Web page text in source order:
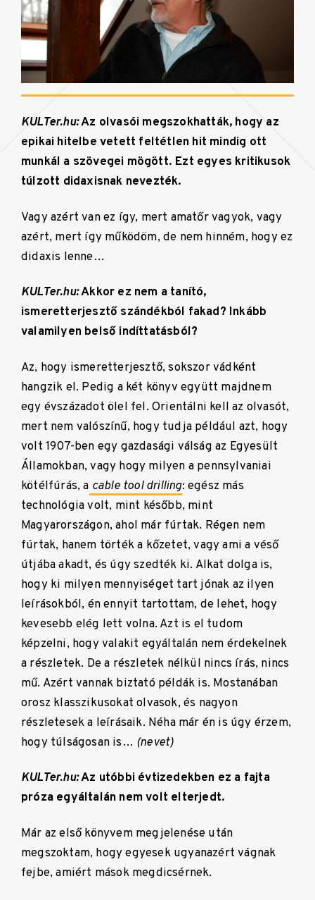
KULTer.hu:Az olvasói megszokhatták, hogy az
epikai hitelbe vetett feltétlen hit mindig ott
munkál a szövegei mögött. Ezt egyes kritikusok
túlzott didaxisnak nevezték.
Vagy azért van ez így, mert amatőr vagyok, vagy
azért, mert így működöm, de nem hinném, hogy ez
didaxis lenne…
KULTer.hu:Akkor ez nem a tanító,
ismeretterjesztő szándékból fakad? Inkább
valamilyen belső indíttatásból?
Az, hogy ismeretterjesztő, sokszor vádként
hangzik el. Pedig a két könyv együtt majdnem
egy évszázadot ölel fel. Orientálni kell az olvasót,
mert nem valószínű, hogy tudja például azt, hogy
volt 1907-ben egy gazdasági válság az Egyesült
Államokban, vagy hogy milyen a pennsylvaniai
kötélfúrás, a cable tool drilling: egész más
technológia volt, mint később, mint
Magyarországon, ahol már fúrtak. Régen nem
fúrtak, hanem törték a kőzetet, vagy ami a véső
útjába akadt, és úgy szedték ki. Alkat dolga is,
hogy ki milyen mennyiséget tart jónak az ilyen
leírásokból, én ennyit tartottam, de lehet, hogy
kevesebb elég lett volna. Azt is el tudom
képzelni, hogy valakit egyáltalán nem érdekelnek
a részletek. De a részletek nélkül nincs írás, nincs
mű. Azért vannak biztató példák is. Mostanában
orosz klasszikusokat olvasok, és nagyon
részletesek a leírásaik. Néha már én is úgy érzem,
hogy túlságosan is… (nevet)
KULTer.hu:Az utóbbi évtizedekben ez a fajta
próza egyáltalán nem volt elterjedt.
Már az első könyvem megjelenése után
megszoktam, hogy egyesek ugyanazért vágnak
fejbe, amiért mások megdicsérnek.